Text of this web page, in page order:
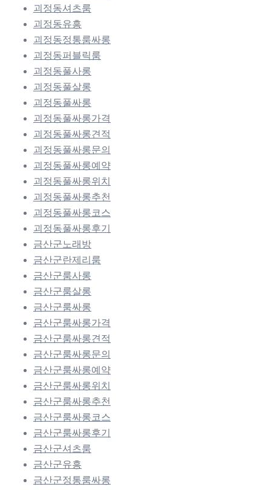
괴정동셔츠룸
괴정동유흥
괴정동정통룸싸롱
괴정동퍼블릭룸
괴정동풀사롱
괴정동풀살롱
괴정동풀싸롱
괴정동풀싸롱가격
괴정동풀싸롱견적
괴정동풀싸롱문의
괴정동풀싸롱예약
괴정동풀싸롱위치
괴정동풀싸롱추천
괴정동풀싸롱코스
괴정동풀싸롱후기
금산군노래방
금산군란제리룸
금산군룸사롱
금산군룸살롱
금산군룸싸롱
금산군룸싸롱가격
금산군룸싸롱견적
금산군룸싸롱문의
금산군룸싸롱예약
금산군룸싸롱위치
금산군룸싸롱추천
금산군룸싸롱코스
금산군룸싸롱후기
금산군셔츠룸
금산군유흥
금산군정통룸싸롱